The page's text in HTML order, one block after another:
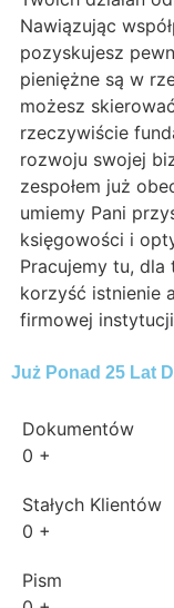
Nawiązując
pozyskujesz
pieniężne są w
możesz
rzeczywiście
rozwoju swojej
zespołem już
umiemy Pani
księgowości i
Pracujemy tu,
korzyść istnienie
firmowej
Już Ponad 25 Lat
Dokumentów
0 +
Stałych Klientów
0 +
Pism